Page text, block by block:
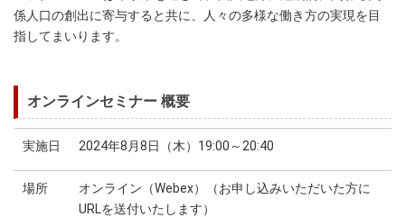
係人口の創出に寄与すると共に、人々の多様な働き方の実現を目
指してまいります。
オンラインセミナー 概要
実施日 2024年8月8日（木）19:00～20:40
場所
オンライン（Webex）（お申し込みいただいた方に
URLを送付いたします）